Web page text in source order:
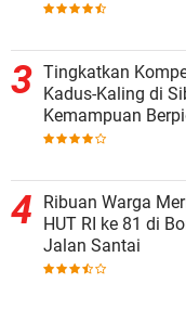
Tingkatkan
Kadus-Kaling di
Kemampuan
Ribuan Warga
HUT RI ke 81 di
Jalan Santai